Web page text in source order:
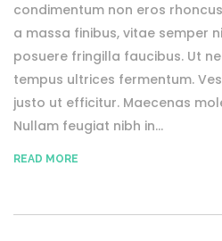
condimentum non eros
a massa finibus, vitae semper
posuere fringilla faucibus. Ut
tempus ultrices fermentum.
justo ut efficitur. Maecenas
Nullam feugiat nibh in...
READ MORE